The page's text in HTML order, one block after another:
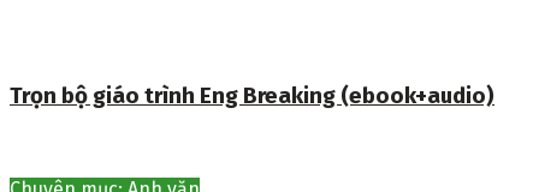
Trọn bộ giáo trình Eng Breaking (ebook+audio)